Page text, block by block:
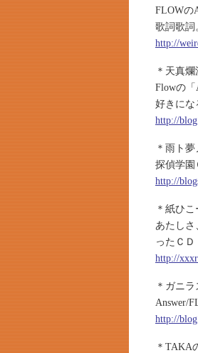
FLOWの
歌詞歌詞
http://
＊天真
Flowの
好きにな
http://
＊雨ト
探偵学園
http://
＊紙ひこ
あたし
ったＣＤ
http://
＊ガニ
Answer/
http://
＊TAKA